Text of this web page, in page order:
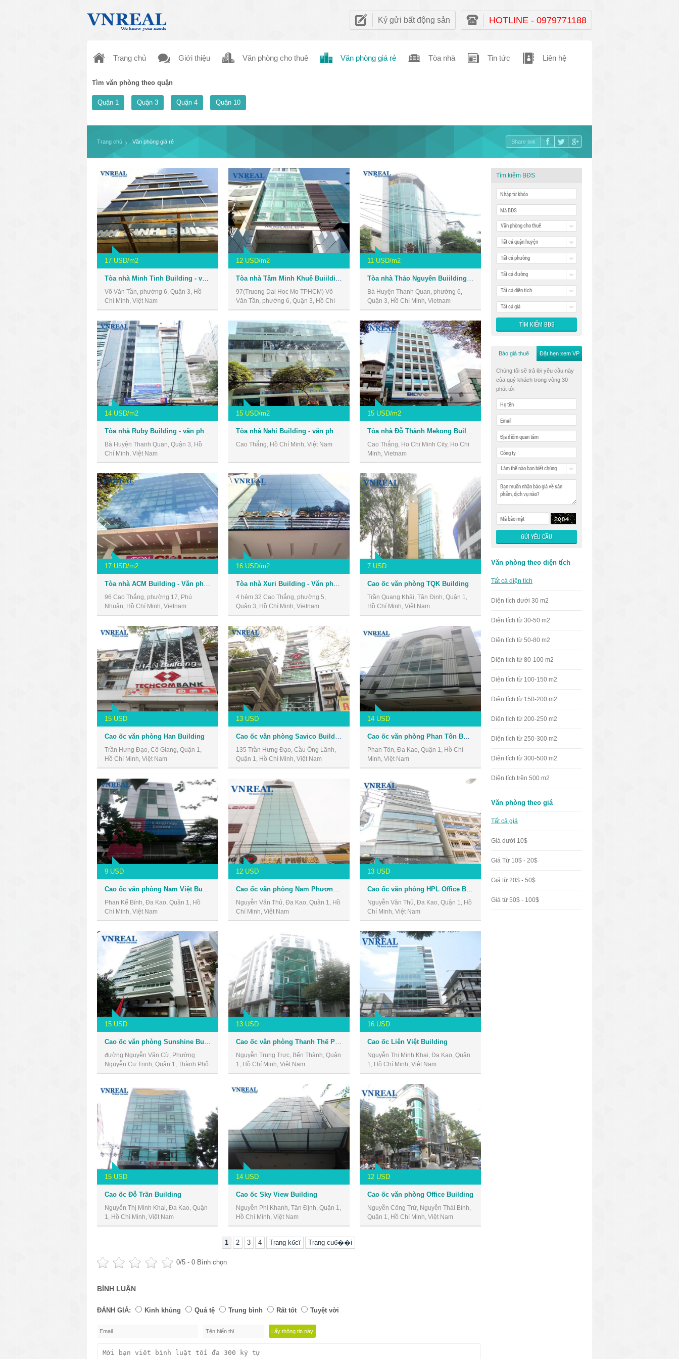
Ký gửi bất động sản HOTLINE - 0979771188
Trang chủ Giới thiệu Văn phòng cho thuê Văn phòng giá rẻ Tòa nhà Tin tức Liên hệ
Tìm văn phòng theo quận
Quận 1 Quận 3 Quận 4 Quận 10
Trang chủ Văn phòng giá rẻ Share link
17 USD/m2
Tòa nhà Minh Tinh Building - văn phòng giá rẻ quận 3
Võ Văn Tần, phường 6, Quận 3, Hồ
Chí Minh, Việt Nam
12 USD/m2
Tòa nhà Tâm Minh Khuê Buiilding - văn phòng giá rẻ quận 3
97(Truong Dai Hoc Mo TPHCM) Võ
Văn Tần, phường 6, Quận 3, Hồ Chí
Minh, Vietnam
11 USD/m2
Tòa nhà Thảo Nguyên Buiilding - văn phòng giá rẻ quận 3
Bà Huyện Thanh Quan, phường 6,
Quận 3, Hồ Chí Minh, Vietnam
14 USD/m2
Tòa nhà Ruby Building - văn phòng giá rẻ quận 3
Bà Huyện Thanh Quan, Quận 3, Hồ
Chí Minh, Việt Nam
15 USD/m2
Tòa nhà Nahi Building - văn phòng giá rẻ quận 3
Cao Thắng, Hồ Chí Minh, Việt Nam
15 USD/m2
Tòa nhà Đỗ Thành Mekong Building - văn phòng giá rẻ quận 3
Cao Thắng, Ho Chi Minh City, Ho Chi
Minh, Vietnam
17 USD/m2
Tòa nhà ACM Building - Văn phòng giá rẻ quận 3
96 Cao Thắng, phường 17, Phú
Nhuận, Hồ Chí Minh, Vietnam
16 USD/m2
Tòa nhà Xuri Building - Văn phòng giá rẻ quận 3
4 hẻm 32 Cao Thắng, phường 5,
Quận 3, Hồ Chí Minh, Vietnam
7 USD
Cao ốc văn phòng TQK Building
Trần Quang Khải, Tân Định, Quận 1,
Hồ Chí Minh, Việt Nam
15 USD
Cao ốc văn phòng Han Building
Trần Hưng Đạo, Cô Giang, Quận 1,
Hồ Chí Minh, Việt Nam
13 USD
Cao ốc văn phòng Savico Building
135 Trần Hưng Đạo, Cầu Ông Lãnh,
Quận 1, Hồ Chí Minh, Việt Nam
14 USD
Cao ốc văn phòng Phan Tôn Building
Phan Tôn, Đa Kao, Quận 1, Hồ Chí
Minh, Việt Nam
9 USD
Cao ốc văn phòng Nam Việt Building
Phan Kế Bính, Đa Kao, Quận 1, Hồ
Chí Minh, Việt Nam
12 USD
Cao ốc văn phòng Nam Phương Building
Nguyễn Văn Thủ, Đa Kao, Quận 1, Hồ
Chí Minh, Việt Nam
13 USD
Cao ốc văn phòng HPL Office Building
Nguyễn Văn Thủ, Đa Kao, Quận 1, Hồ
Chí Minh, Việt Nam
15 USD
Cao ốc văn phòng Sunshine Building
đường Nguyễn Văn Cừ, Phường
Nguyễn Cư Trinh, Quận 1, Thành Phố
Hồ Chí Minh
13 USD
Cao ốc văn phòng Thanh Thế Plaza
Nguyễn Trung Trực, Bến Thành, Quận
1, Hồ Chí Minh, Việt Nam
16 USD
Cao ốc Liên Việt Building
Nguyễn Thị Minh Khai, Đa Kao, Quận
1, Hồ Chí Minh, Việt Nam
15 USD
Cao ốc Đỗ Trần Building
Nguyễn Thị Minh Khai, Đa Kao, Quận
1, Hồ Chí Minh, Việt Nam
14 USD
Cao ốc Sky View Building
Nguyễn Phi Khanh, Tân Định, Quận 1,
Hồ Chí Minh, Việt Nam
12 USD
Cao ốc văn phòng Office Building
Nguyễn Công Trứ, Nguyễn Thái Bình,
Quận 1, Hồ Chí Minh, Việt Nam
1 2 3 4 Trang kбєї Trang cuб��i
0/5 - 0 Bình chọn
BÌNH LUẬN
ĐÁNH GIÁ: Kinh khủng Quá tệ Trung bình Rất tốt Tuyệt vời
Tìm kiếm BĐS
Văn phòng cho thuê
Tất cả quận huyện
Tất cả phường
Tất cả đường
Tất cả diện tích
Tất cả giá
Báo giá thuê Đặt hẹn xem VP
Chúng tôi sẽ trả lời yêu cầu này
của quý khách trong vòng 30
phút tới
Làm thế nào bạn biết chúng
Văn phòng theo diện tích
Tất cả diện tích
Diện tích dưới 30 m2
Diện tích từ 30-50 m2
Diện tích từ 50-80 m2
Diện tích từ 80-100 m2
Diện tích từ 100-150 m2
Diện tích từ 150-200 m2
Diện tích từ 200-250 m2
Diện tích từ 250-300 m2
Diện tích từ 300-500 m2
Diện tích trên 500 m2
Văn phòng theo giá
Tất cả giá
Giá dưới 10$
Giá Từ 10$ - 20$
Giá từ 20$ - 50$
Giá từ 50$ - 100$